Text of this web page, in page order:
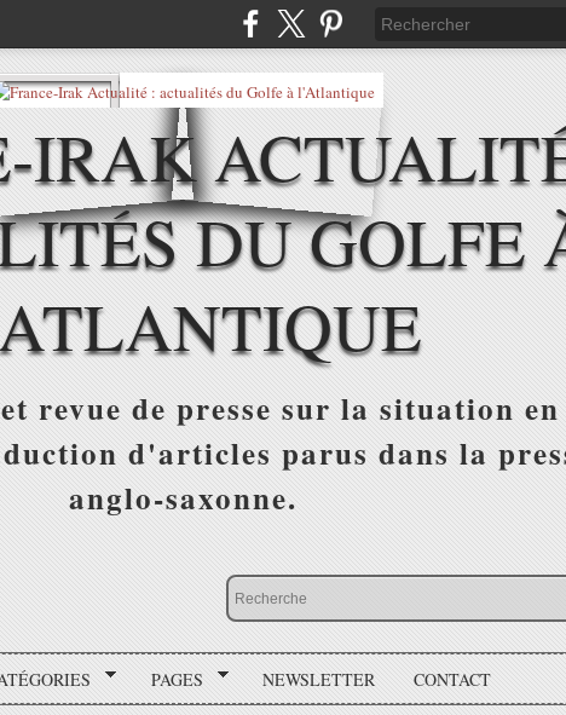
IRAK
DU GOLFE
revue de presse sur la situation
d'articles parus dans la
anglo-saxonne.
PAGES NEWSLETTER CONTACT